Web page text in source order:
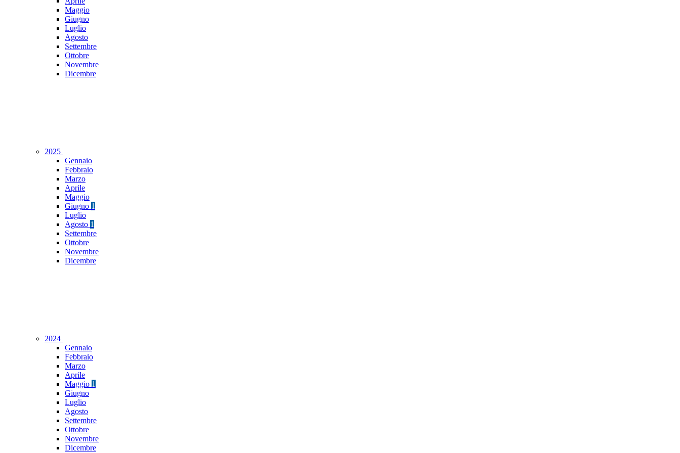
Maggio
Giugno
Luglio
Agosto
Settembre
Ottobre
Novembre
Dicembre
2025
Gennaio
Febbraio
Marzo
Aprile
Maggio
Giugno 1
Luglio
Agosto 1
Settembre
Ottobre
Novembre
Dicembre
2024
Gennaio
Febbraio
Marzo
Aprile
Maggio 1
Giugno
Luglio
Agosto
Settembre
Ottobre
Novembre
Dicembre